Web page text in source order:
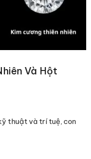
Và Hột
thuật và trí tuệ, con